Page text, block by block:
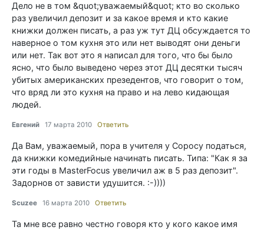
Дело не в том &quot;уважаемый&quot; кто во сколько
раз увеличил депозит и за какое время и кто какие
книжки должен писать, а раз уж тут ДЦ обсуждается то
наверное о том кухня это или нет выводят они деньги
или нет. Так вот это я написал для того, что бы было
ясно, что было выведено через этот ДЦ десятки тысяч
убитых американских презедентов, что говорит о том,
что вряд ли это кухня на право и на лево кидающая
людей.
Евгений 17 марта 2010 Ответить
Да Вам, уважаемый, пора в учителя у Соросу податься,
да книжки комедийные начинать писать. Типа: "Как я за
эти годы в MasterFocus увеличил аж в 5 раз депозит".
Задорнов от зависти удушится. :-))))
Scuzee 16 марта 2010 Ответить
Та мне все равно честно говоря кто у кого какое имя